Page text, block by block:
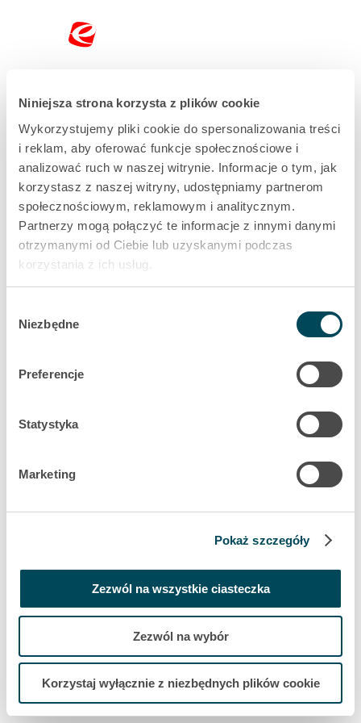
Niniejsza strona korzysta z plików cookie
Wykorzystujemy pliki cookie do spersonalizowania treści
i reklam, aby oferować funkcje społecznościowe i
analizować ruch w naszej witrynie. Informacje o tym, jak
korzystasz z naszej witryny, udostępniamy partnerom
społecznościowym, reklamowym i analitycznym.
Partnerzy mogą połączyć te informacje z innymi danymi
otrzymanymi od Ciebie lub uzyskanymi podczas
korzystania z ich usług.
zgody
Niezbędne
Preferencje
Statystyka
Marketing
Pokaż szczegóły
Zezwól na wszystkie ciasteczka
Zezwól na wybór
Korzystaj wyłącznie z niezbędnych plików cookie
Dostęp ograniczony
Przepraszamy,
Twoja ścieżka
kończy sie tutaj…
wrócić do poprzedniej strony?Skontaktuj się z